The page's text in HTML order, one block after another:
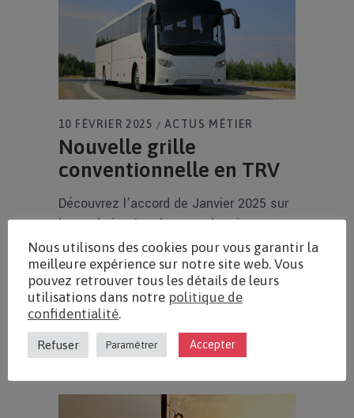
10 FÉVRIER 2025 ACTUS MÉTIER
Nouvelle grille
conventionnelle en TRV
Découvrez l’accord de Janvier 2025 sur
la revalorisation des taux horaires pour
les ouvriers en TRV, valable pour les
entreprises adhérentes aux syndicats
signataires.
Nous utilisons des cookies pour vous garantir la
meilleure expérience sur notre site web. Vous
pouvez retrouver tous les détails de leurs
utilisations dans notre politique de
confidentialité.
Refuser Paramétrer Accepter